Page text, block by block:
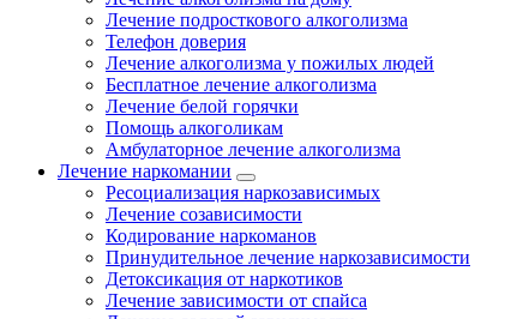
Лечение подросткового алкоголизма
Телефон доверия
Лечение алкоголизма у пожилых людей
Бесплатное лечение алкоголизма
Лечение белой горячки
Помощь алкоголикам
Амбулаторное лечение алкоголизма
Лечение наркомании
Ресоциализация наркозависимых
Лечение созависимости
Кодирование наркоманов
Принудительное лечение наркозависимости
Детоксикация от наркотиков
Лечение зависимости от спайса